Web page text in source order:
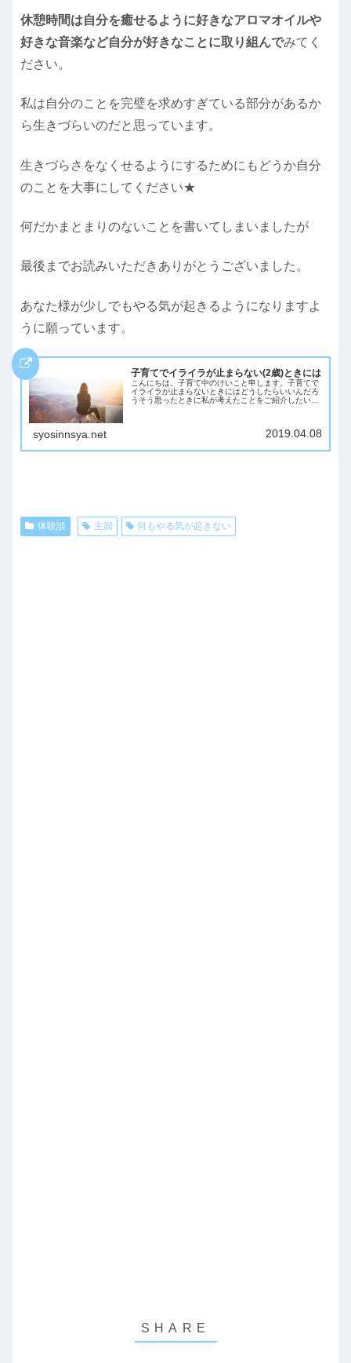
休憩時間は自分を癒せるように好きなアロマオイルや
好きな音楽など自分が好きなことに取り組んでみてく
ださい。
私は自分のことを完璧を求めすぎている部分があるか
ら生きづらいのだと思っています。
生きづらさをなくせるようにするためにもどうか自分
のことを大事にしてください★
何だかまとまりのないことを書いてしまいましたが
最後までお読みいただきありがとうございました。
あなた様が少しでもやる気が起きるようになりますよ
うに願っています。
子育てでイライラが止まらない(2歳)ときには
こんにちは。子育て中のけいこと申します。子育てで
イライラが止まらないときにはどうしたらいいんだろ
うそう思ったときに私が考えたことをご紹介したいと
syosinnsya.net 2019.04.08
体験談 主婦 何もやる気が起きない